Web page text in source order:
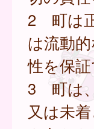
2 町は
は流動
性を保
3 町は
又は未